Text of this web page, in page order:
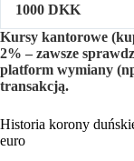
1000 DKK
Kursy kantorowe
2% – zawsze
platform wymiany
transakcją.
Historia korony
euro